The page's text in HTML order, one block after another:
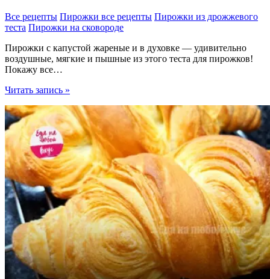
Все рецепты Пирожки все рецепты Пирожки из дрожжевого
теста Пирожки на сковороде
Пирожки с капустой жареные и в духовке — удивительно
воздушные, мягкие и пышные из этого теста для пирожков!
Покажу все…
Пирожки
капустой
жареные
и
печеные
—
словно
пух!
Читать запись »